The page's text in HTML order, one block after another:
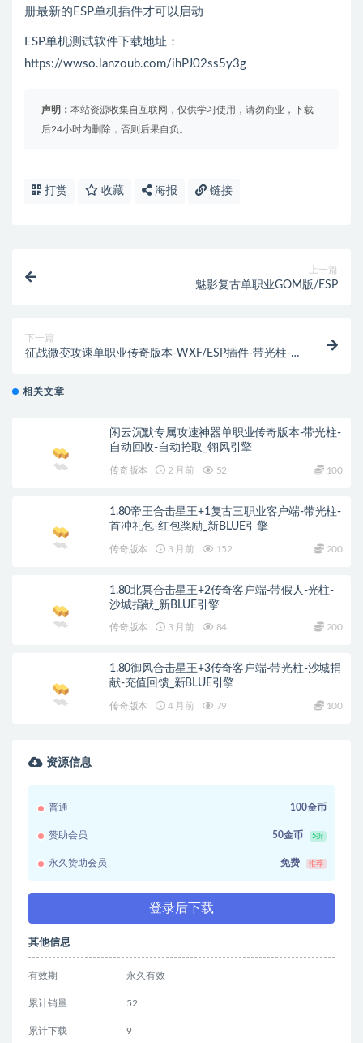
册最新的ESP单机插件才可以启动
ESP单机测试软件下载地址：
https://wwso.lanzoub.com/ihPJ02ss5y3g
声明： 本站资源收集自互联网，仅供学习使用，请勿商业，下载
后24小时内删除，否则后果自负。
打赏 收藏 海报 链接
上一篇
魅影复古单职业GOM版/ESP
下一篇
征战微变攻速单职业传奇版本-WXF/ESP插件-带光柱-
相关文章
闲云沉默专属攻速神器单职业传奇版本-带光柱-
自动回收-自动拾取_翎风引擎
传奇版本 2 月前 52 100
1.80帝王合击星王+1复古三职业客户端-带光柱-
首冲礼包-红包奖励_新BLUE引擎
传奇版本 3 月前 152 200
1.80北冥合击星王+2传奇客户端-带假人-光柱-
沙城捐献_新BLUE引擎
传奇版本 3 月前 84 200
1.80御风合击星王+3传奇客户端-带光柱-沙城捐
献-充值回馈_新BLUE引擎
传奇版本 4 月前 79 100
资源信息
普通 100金币
赞助会员 50金币 5折
永久赞助会员 免费 推荐
登录后下载
其他信息
有效期 永久有效
累计销量 52
累计下载 9